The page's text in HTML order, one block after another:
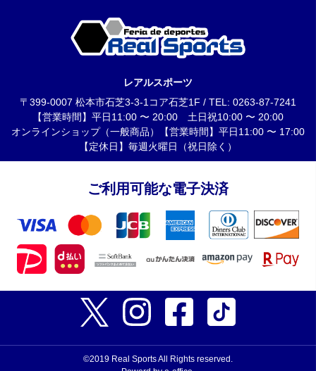
レアルスポーツ
〒399-0007 松本市石芝3-3-1コア石芝1F / TEL: 0263-87-7241
【営業時間】平日11:00 〜 20:00 土日祝10:00 〜 20:00
オンラインショップ（一般商品）【営業時間】平日11:00 〜 17:00
【定休日】毎週火曜日（祝日除く）
ご利用可能な電子決済
©2019 Real Sports All Rights reserved.